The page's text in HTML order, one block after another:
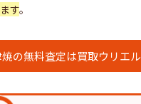
す。
の無料査定は買取ウリエル